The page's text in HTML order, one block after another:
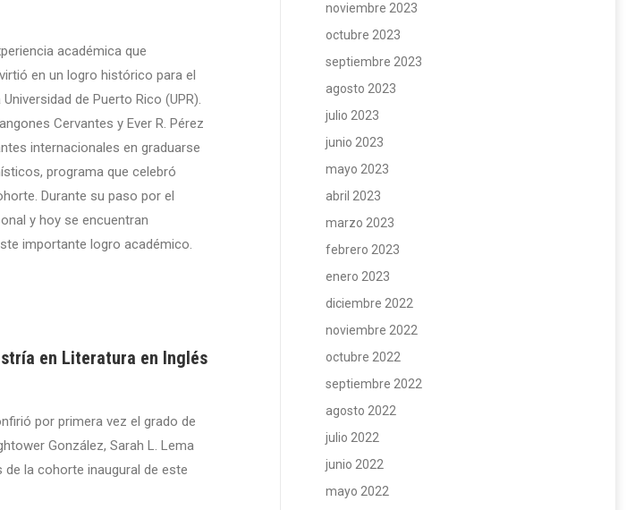
académica que
en un logro histórico para el
de Puerto Rico (UPR).
Cervantes y Ever R. Pérez
internacionales en graduarse
programa que celebró
Durante su paso por el
y hoy se encuentran
importante logro académico.
en Literatura en Inglés
por primera vez el grado de
González, Sarah L. Lema
de la cohorte inaugural de este
noviembre 2023
octubre 2023
septiembre 2023
agosto 2023
julio 2023
junio 2023
mayo 2023
abril 2023
marzo 2023
febrero 2023
enero 2023
diciembre 2022
noviembre 2022
octubre 2022
septiembre 2022
agosto 2022
julio 2022
junio 2022
mayo 2022